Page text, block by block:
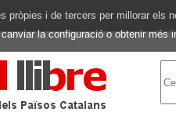
pròpies i de tercers per millorar els
la configuració o obtenir més